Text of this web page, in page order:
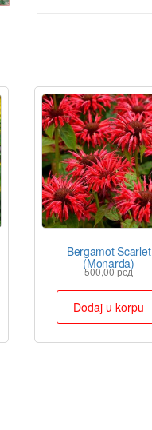
Bergamot Scarlet
(Monarda)
500,00рсд
Dodaj u korpu